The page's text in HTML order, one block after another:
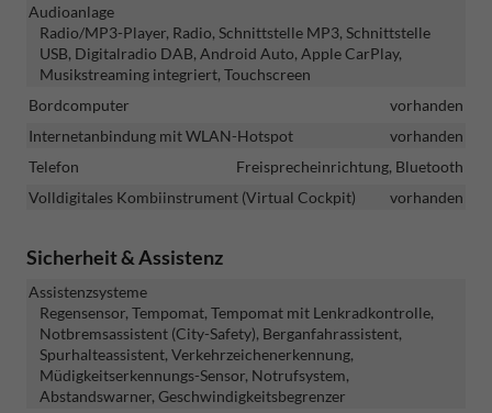
Audioanlage
Radio/MP3-Player, Radio, Schnittstelle MP3, Schnittstelle
USB, Digitalradio DAB, Android Auto, Apple CarPlay,
Musikstreaming integriert, Touchscreen
Bordcomputer
vorhanden
Internetanbindung mit WLAN-Hotspot
vorhanden
Telefon
Freisprecheinrichtung, Bluetooth
Volldigitales Kombiinstrument (Virtual Cockpit)
vorhanden
Sicherheit & Assistenz
Assistenzsysteme
Regensensor, Tempomat, Tempomat mit Lenkradkontrolle,
Notbremsassistent (City-Safety), Berganfahrassistent,
Spurhalteassistent, Verkehrzeichenerkennung,
Müdigkeitserkennungs-Sensor, Notrufsystem,
Abstandswarner, Geschwindigkeitsbegrenzer